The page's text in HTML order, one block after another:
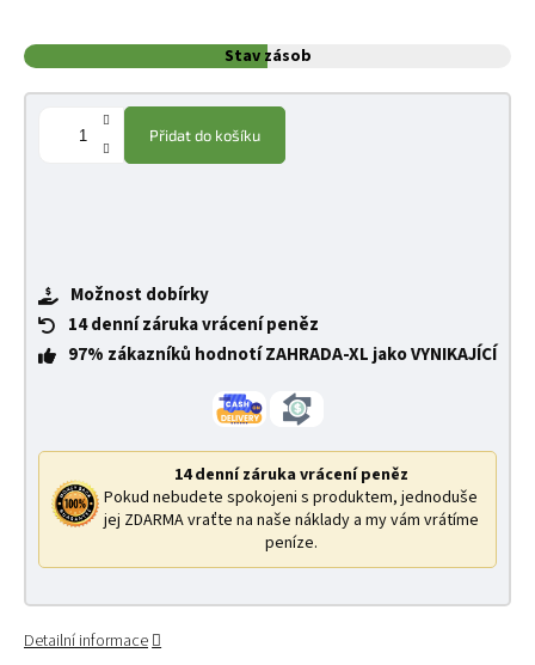
Stav zásob
Přidat do košíku
Možnost dobírky
14 denní záruka vrácení peněz
97% zákazníků hodnotí ZAHRADA-XL jako VYNIKAJÍCÍ
14 denní záruka vrácení peněz
Pokud nebudete spokojeni s produktem, jednoduše
jej ZDARMA vraťte na naše náklady a my vám vrátíme
peníze.
Detailní informace